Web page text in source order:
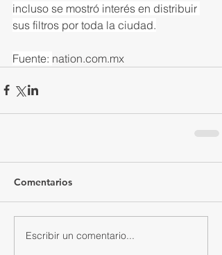
incluso se mostró interés en distribuir
sus filtros por toda la ciudad.
Fuente: nation.com.mx
Comentarios
Escribir un comentario...